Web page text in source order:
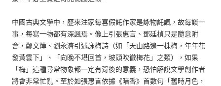
中國古典文學中，歷來注家每喜假託作家是詠物託諷，故每談一
事，每寫一物都有深諷焉。像上引張惠言、鄧廷楨只是隨意附
會，鄭文焯、劉永濟引述詠梅詩（如「天山路邊一株梅，年年花
發黃雲下」、「向晚不堪回首，坡頭吹徹梅花」之類），如果
「梅」這種尋常物象都一定有背後的意義，恐怕解說文學創作者
將會非常忙亂。至於如張惠言依據《暗香》首數句「舊時月色，